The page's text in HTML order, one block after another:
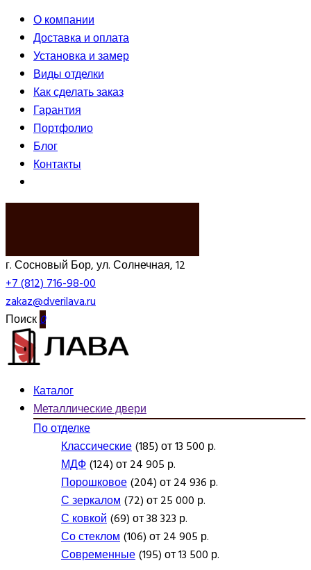
О компании
Доставка и оплата
Установка и замер
Виды отделки
Как сделать заказ
Гарантия
Портфолио
Блог
Контакты
г. Сосновый Бор, ул. Солнечная, 12
+7 (812) 716-98-00
zakaz@dverilava.ru
Поиск0
Каталог
Металлические двери
По отделке
Классические(185) от 13 500 р.
МДФ(124) от 24 905 р.
Порошковое(204) от 24 936 р.
С зеркалом(72) от 25 000 р.
С ковкой(69) от 38 323 р.
Со стеклом(106) от 24 905 р.
Современные(195) от 13 500 р.